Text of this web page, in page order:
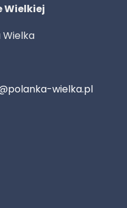
Wielkiej
Wielka
wielka.pl